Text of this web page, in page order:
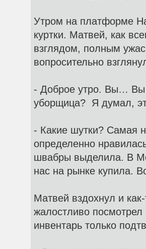
Утром на платформе
куртки. Матвей, как
взглядом, полным
вопросительно
- Доброе утро. Вы… Вы
уборщица? Я думал,
- Какие шутки? Самая
определенно
швабры выделила. В
нас на рынке купила.
Матвей вздохнул и
жалостливо
инвентарь только